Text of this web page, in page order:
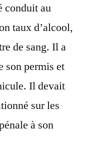
conduit au
taux d’alcool,
de sang. Il a
son permis et
Il devait
sur les
à son